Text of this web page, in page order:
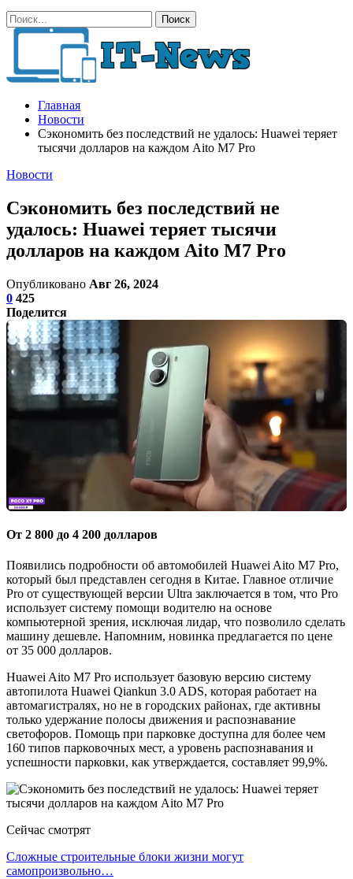
Главная
Новости
Сэкономить без последствий не удалось: Huawei теряет
тысячи долларов на каждом Aito M7 Pro
Новости
Сэкономить без последствий не
удалось: Huawei теряет тысячи
долларов на каждом Aito M7 Pro
Опубликовано Авг 26, 2024
0 425
Поделится
От 2 800 до 4 200 долларов
Появились подробности об автомобилей Huawei Aito M7 Pro,
который был представлен сегодня в Китае. Главное отличие
Pro от существующей версии Ultra заключается в том, что Pro
использует систему помощи водителю на основе
компьютерной зрения, исключая лидар, что позволило сделать
машину дешевле. Напомним, новинка предлагается по цене
от 35 000 долларов.
Huawei Aito M7 Pro использует базовую версию систему
автопилота Huawei Qiankun 3.0 ADS, которая работает на
автомагистралях, но не в городских районах, где активны
только удержание полосы движения и распознавание
светофоров. Помощь при парковке доступна для более чем
160 типов парковочных мест, а уровень распознавания и
успешности парковки, как утверждается, составляет 99,9%.
Сейчас смотрят
Сложные строительные блоки жизни могут
самопроизвольно…